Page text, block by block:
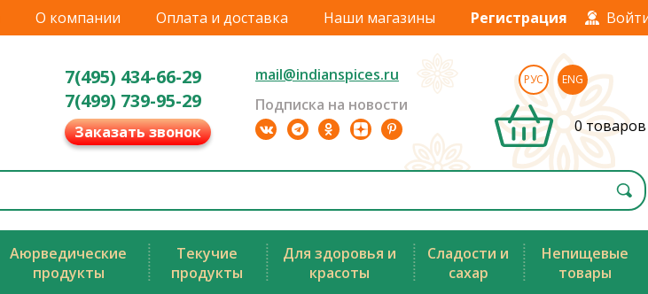
О компании Оплата и доставка Наши магазины Регистрация
7(495) 434-66-29
7(499) 739-95-29
Заказать звонок
mail@indianspices.ru
Подписка на новости
РУС ENG
0 товаров
Аюрведические
продукты
Текучие
продукты
Для здоровья и
красоты
Сладости и
сахар
Непищевые
товары